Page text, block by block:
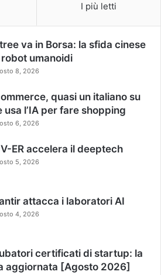
I più letti
va in Borsa: la sfida cinese
umanoidi
8, 2026
quasi un italiano su
usa l’IA per fare shopping
6, 2026
ER accelera il deeptech
5, 2026
attacca i laboratori AI
4, 2026
certificati di startup: la
aggiornata [Agosto 2026]